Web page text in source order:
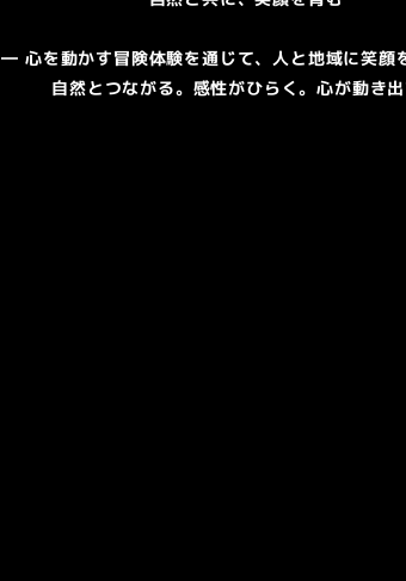
― 心を動かす冒険体験を通じて、人と地域に笑
自然とつながる。感性がひらく。心が動き出